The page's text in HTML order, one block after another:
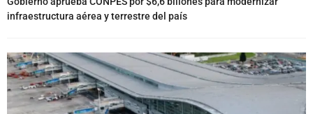
infraestructura aérea y terrestre del país